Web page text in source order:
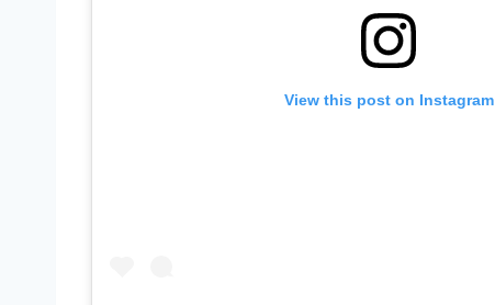
View this post on Instagram